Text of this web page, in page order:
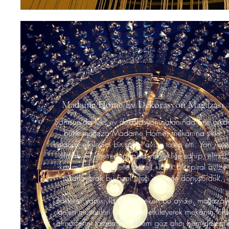
Madame Home Ev Dekorasyon Mağazası
Samsun’da lüks ev dekorasyonu alanında öne
butik mağaza Madame Home, mekânına şıklık
katacak etkileyici bir spiral avize talep etti. Yön
olarak, üç metreden fazla yüksekliğe sahip, elmas
kesim cam kristallerle bezeli klasik bir spiral avize
tasarlayarak bu özel isteği gerçeğe dönüştürdük.
Gösterişli yapısıyla dikkat çeken bu avize,
gelen müşterileri ilk bakışta etkileyerek mekânın lüks
atmosferini tamamlıyor. Hem göz alıcı hem de